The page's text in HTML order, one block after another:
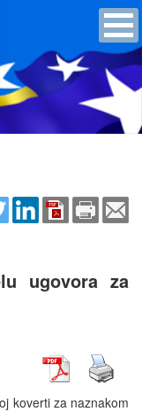
ugovora za
koverti za naznakom